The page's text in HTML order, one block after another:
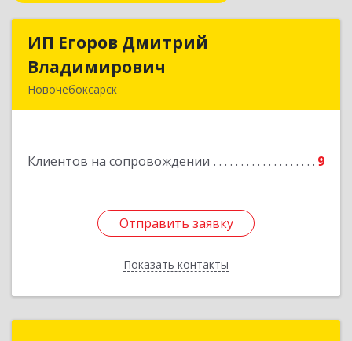
ИП Егоров Дмитрий
Владимирович
Новочебоксарск
Клиентов на сопровождении 9
Отправить заявку
Показать контакты
ИП Егоров Дмитрий
Отправить заявку
Назад